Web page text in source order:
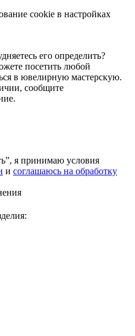
cookie в настройках
его определить?
посетить любой
в ювелирную мастерскую.
сообщите
я принимаю условия
и соглашаюсь на обработку